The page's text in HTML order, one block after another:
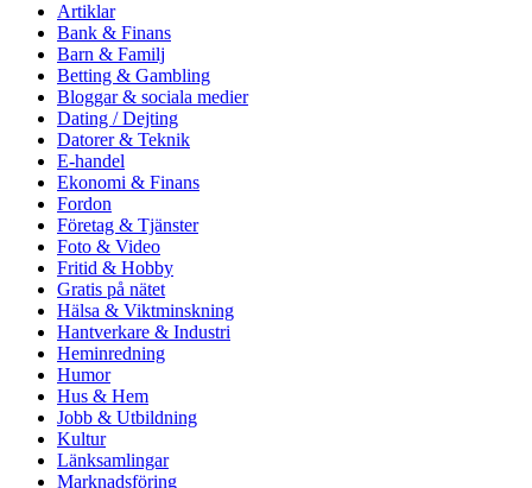
Artiklar
Bank & Finans
Barn & Familj
Betting & Gambling
Bloggar & sociala medier
Dating / Dejting
Datorer & Teknik
E-handel
Ekonomi & Finans
Fordon
Företag & Tjänster
Foto & Video
Fritid & Hobby
Gratis på nätet
Hälsa & Viktminskning
Hantverkare & Industri
Heminredning
Humor
Hus & Hem
Jobb & Utbildning
Kultur
Länksamlingar
Marknadsföring